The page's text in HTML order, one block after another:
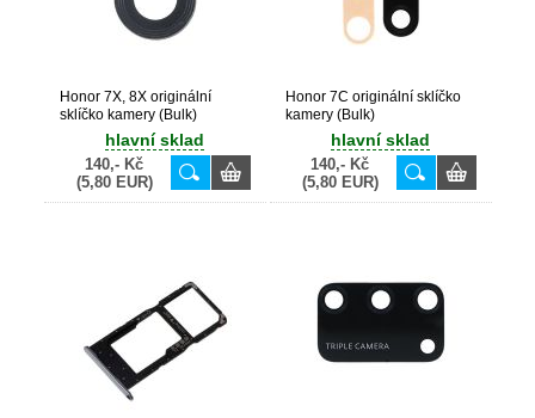
Honor 7X, 8X originální
sklíčko kamery (Bulk)
hlavní sklad
140,- Kč
(5,80 EUR)
Honor 7C originální sklíčko
kamery (Bulk)
hlavní sklad
140,- Kč
(5,80 EUR)